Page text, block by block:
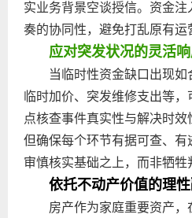
实业务背景空谈授信。资金
奏的协同性，避免打乱原有运
应对突发状况的灵活
当临时性资金缺口出现
临时加价、突发维修支出等
点核查事件真实性与解决时效
但确保每个环节有据可查、
审慎核实基础之上，而非牺牲
依托不动产价值的理
房产作为家庭重要资产